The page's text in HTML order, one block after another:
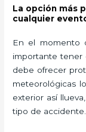
La opción más
cualquier
En el momento
importante tener
debe ofrecer
meteorológicas
exterior así
tipo de accidente.